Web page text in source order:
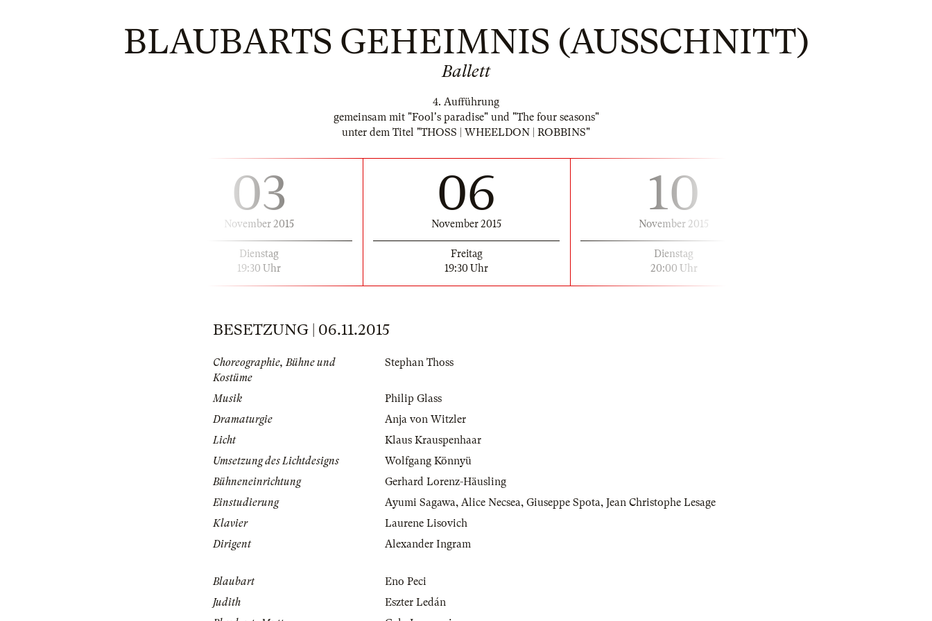
BLAUBARTS GEHEIMNIS (AUSSCHNITT)
Ballett
4. Aufführung
gemeinsam mit "Fool's paradise" und "The four seasons"
unter dem Titel "THOSS | WHEELDON | ROBBINS"
03
November 2015
Dienstag
19:30 Uhr
06
November 2015
Freitag
19:30 Uhr
10
November 2015
Dienstag
20:00 Uhr
BESETZUNG | 06.11.2015
Choreographie, Bühne und
Kostüme
Stephan Thoss
Musik
Philip Glass
Dramaturgie
Anja von Witzler
Licht
Klaus Krauspenhaar
Umsetzung des Lichtdesigns
Wolfgang Könnyü
Bühneneinrichtung
Gerhard Lorenz-Häusling
Einstudierung
Ayumi Sagawa, Alice Necsea, Giuseppe Spota, Jean Christophe Lesage
Klavier
Laurene Lisovich
Dirigent
Alexander Ingram
Blaubart
Eno Peci
Judith
Eszter Ledán